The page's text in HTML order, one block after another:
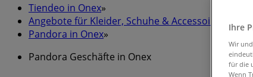
Tiendeo in Onex»
Angebote für Kleider, Schuhe & Accessoires in
Pandora in Onex»
Pandora Geschäfte in Onex
Ihre
Wir
für die
Wenn